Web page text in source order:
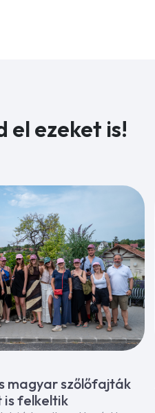
el ezeket is!
magyar szőlőfajták
is felkeltik